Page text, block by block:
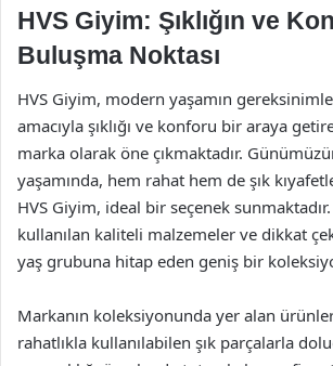
HVS Giyim: Şıklığın ve
Buluşma Noktası
HVS Giyim, modern yaşamın
amacıyla şıklığı ve konforu bir araya
marka olarak öne çıkmaktadır.
yaşamında, hem rahat hem de şık
HVS Giyim, ideal bir seçenek sunmaktadır.
kullanılan kaliteli malzemeler ve dikkat
yaş grubuna hitap eden geniş bir
Markanın koleksiyonunda yer alan
rahatlıkla kullanılabilen şık parçalarla